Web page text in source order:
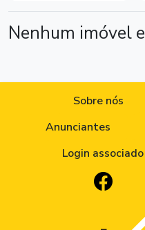
Nenhum imóvel
Sobre nós
Anunciantes
Login associado